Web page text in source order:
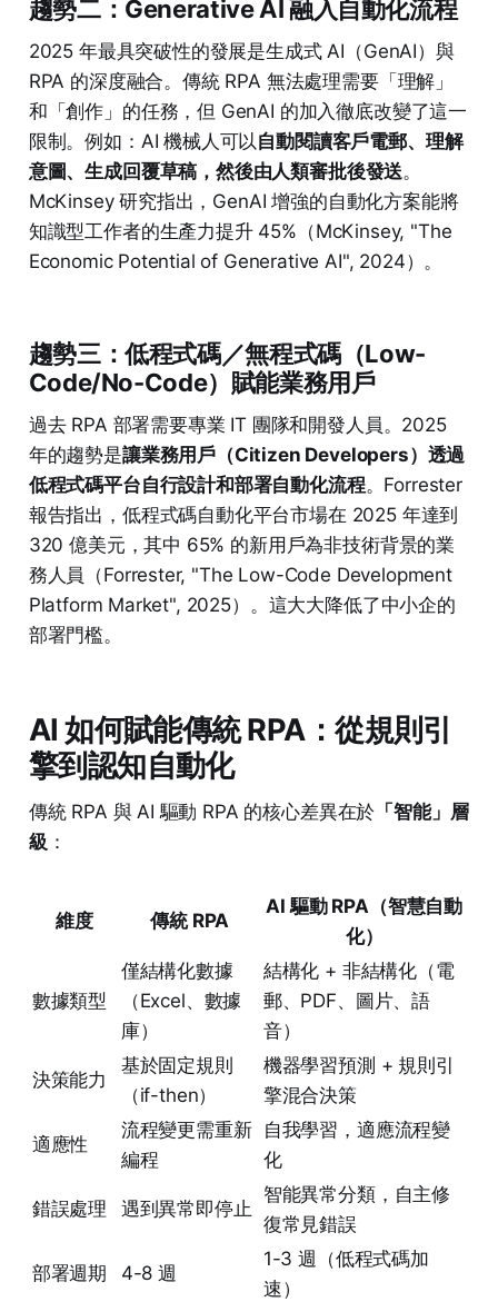
趨勢二：Generative AI 融入自動化流程
2025 年最具突破性的發展是生成式 AI（GenAI）與
RPA 的深度融合。傳統 RPA 無法處理需要「理解」
和「創作」的任務，但 GenAI 的加入徹底改變了這一
限制。例如：AI 機械人可以自動閱讀客戶電郵、理解
意圖、生成回覆草稿，然後由人類審批後發送。
McKinsey 研究指出，GenAI 增強的自動化方案能將
知識型工作者的生產力提升 45%（McKinsey, "The
Economic Potential of Generative AI", 2024）。
趨勢三：低程式碼／無程式碼（Low-
Code/No-Code）賦能業務用戶
過去 RPA 部署需要專業 IT 團隊和開發人員。2025
年的趨勢是讓業務用戶（Citizen Developers）透過
低程式碼平台自行設計和部署自動化流程。Forrester
報告指出，低程式碼自動化平台市場在 2025 年達到
320 億美元，其中 65% 的新用戶為非技術背景的業
務人員（Forrester, "The Low-Code Development
Platform Market", 2025）。這大大降低了中小企的
部署門檻。
AI 如何賦能傳統 RPA：從規則引
擎到認知自動化
傳統 RPA 與 AI 驅動 RPA 的核心差異在於 「智能」層
級 ：
維度 傳統 RPA
AI 驅動 RPA（智慧自動
化）
數據類型
僅結構化數據
（Excel、數據
庫）
結構化 + 非結構化（電
郵、PDF、圖片、語
音）
決策能力
基於固定規則
（if-then）
機器學習預測 + 規則引
擎混合決策
適應性
流程變更需重新
編程
自我學習，適應流程變
化
錯誤處理 遇到異常即停止
智能異常分類，自主修
復常見錯誤
部署週期 4-8 週
1-3 週（低程式碼加
速）